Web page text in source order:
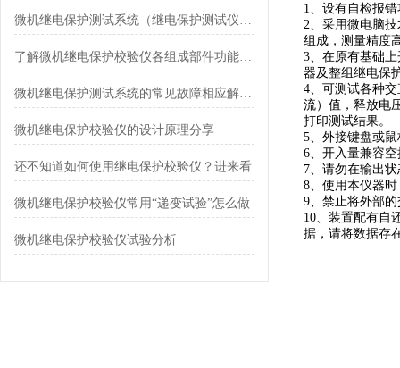
微机继电保护测试系统（继电保护测试仪）是什么设备
了解微机继电保护校验仪各组成部件功能特点才能更好的使用它
微机继电保护测试系统的常见故障相应解决方法分享
微机继电保护校验仪的设计原理分享
还不知道如何使用继电保护校验仪？进来看
微机继电保护校验仪常用“递变试验”怎么做
微机继电保护校验仪试验分析
1、设有自检报
2、采用微电脑
组成，测量精度
3、在原有基础
器及整组继电保
4、可测试各种
流）值，释放电
打印测试结果。
5、外接键盘或
6、开入量兼容
7、请勿在输出
8、使用本仪器
9、禁止将外部
10、装置配有自
据，请将数据存